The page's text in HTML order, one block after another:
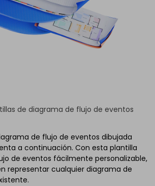
de diagrama de flujo de eventos
de flujo de eventos dibujada
a continuación. Con esta plantilla
de eventos fácilmente personalizable,
representar cualquier diagrama de